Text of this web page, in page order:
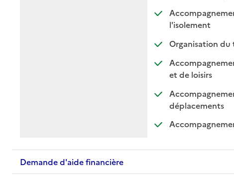
l'isolement
:
: non
Organisation du
et de loisirs
:
: non
déplacements
:
: non
Demande d'aide financière